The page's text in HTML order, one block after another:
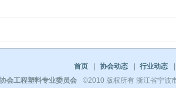
首页 协会动态 行业动态
会工程塑料专业委员会
©2010 版权所有 浙江省宁波